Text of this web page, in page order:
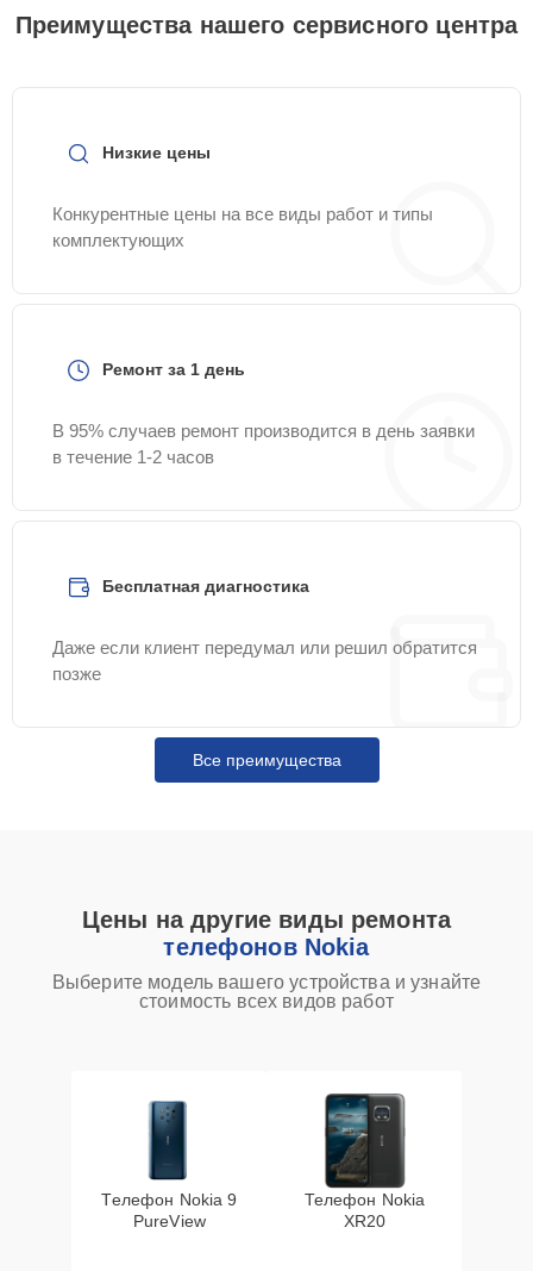
Преимущества нашего сервисного центра
Низкие цены
Конкурентные цены на все виды работ и типы
комплектующих
Ремонт за 1 день
В 95% случаев ремонт производится в день заявки
в течение 1-2 часов
Бесплатная диагностика
Даже если клиент передумал или решил обратится
позже
Все преимущества
Цены на другие виды ремонта
телефонов Nokia
Выберите модель вашего устройства и узнайте
стоимость всех видов работ
Телефон Nokia 9
PureView
Телефон Nokia
XR20